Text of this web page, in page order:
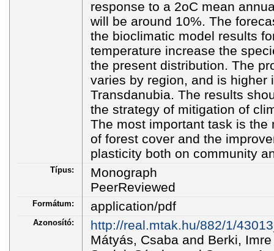
response to a 2oC mean
will be around 10%. The
the bioclimatic model results
temperature increase the
the present distribution. The
varies by region, and is higher
Transdanubia. The results
the strategy of mitigation of
The most important task is the
of forest cover and the
plasticity both on community
Típus:
Monograph
PeerReviewed
Formátum: application/pdf
Azonosító:
http://real.mtak.hu/882/1/
Mátyás, Csaba and Berki,